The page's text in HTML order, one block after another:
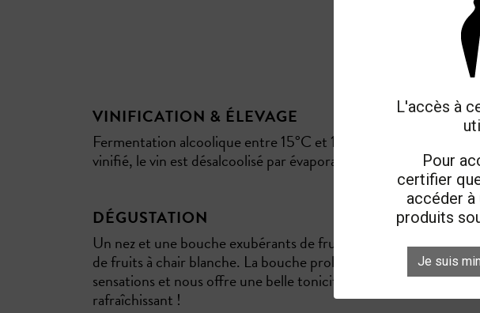
L'accès à
Pour
certifier
accéder à
produits
Je suis
VINIFICATION & ÉLEVAGE
Fermentation alcoolique entre 15°C et 18°C. Une fois
vinifié, le vin est désalcoolisé par évaporation sous vide.
DÉGUSTATION
Un nez et une bouche exubérants de fruits exotiques et
de fruits à chair blanche. La bouche prolonge ces
sensations et nous offre une belle tonicité. Un blanc
rafraîchissant !